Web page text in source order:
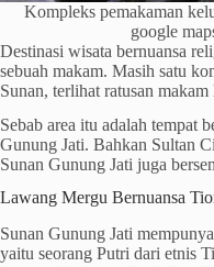
Kompleks pemakaman
google
Destinasi wisata bernuansa
sebuah makam. Masih satu
Sunan, terlihat ratusan
Sebab area itu adalah tempat
Gunung Jati. Bahkan Sultan
Sunan Gunung Jati juga
Lawang Mergu Bernuansa
Sunan Gunung Jati
yaitu seorang Putri dari etnis